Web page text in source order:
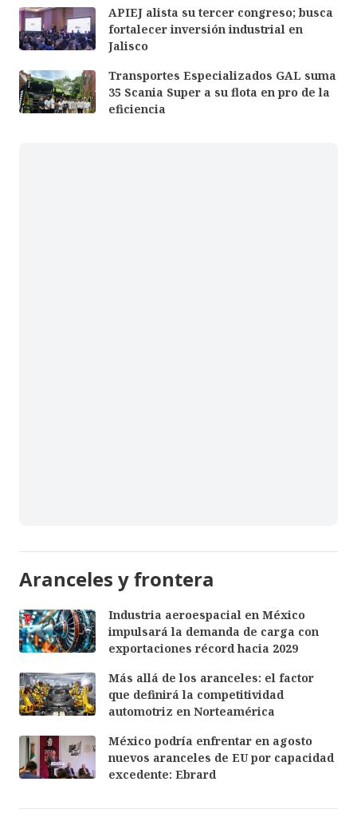
APIEJ alista su tercer congreso; busca
fortalecer inversión industrial en
Jalisco
Transportes Especializados GAL suma
35 Scania Super a su flota en pro de la
eficiencia
Aranceles y frontera
Industria aeroespacial en México
impulsará la demanda de carga con
exportaciones récord hacia 2029
Más allá de los aranceles: el factor
que definirá la competitividad
automotriz en Norteamérica
México podría enfrentar en agosto
nuevos aranceles de EU por capacidad
excedente: Ebrard